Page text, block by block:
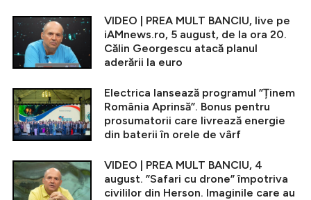
VIDEO | PREA MULT BANCIU, live pe
iAMnews.ro, 5 august, de la ora 20.
Călin Georgescu atacă planul
aderării la euro
Electrica lansează programul ”Ținem
România Aprinsă”. Bonus pentru
prosumatorii care livrează energie
din baterii în orele de vârf
VIDEO | PREA MULT BANCIU, 4
august. ”Safari cu drone” împotriva
civililor din Herson. Imaginile care au